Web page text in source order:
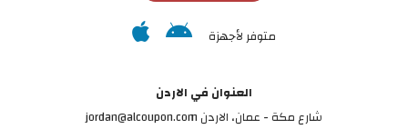
متوفر لأجهزة
العنوان في الاردن
شارع مكة - عمان، الاردن jordan@alcoupon.com